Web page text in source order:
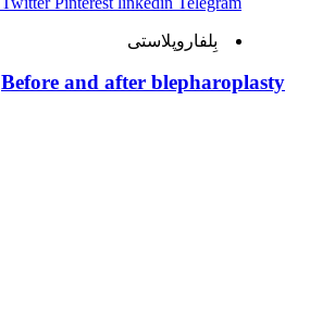
بِلفاروپلاستی
Before and after blepharoplasty